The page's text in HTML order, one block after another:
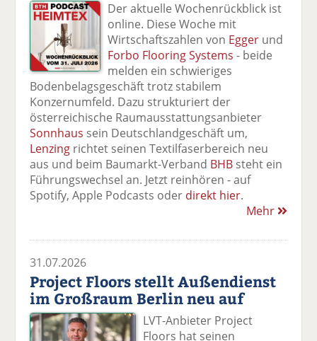
Der aktuelle Wochenrückblick ist
online. Diese Woche mit
Wirtschaftszahlen von Egger und
Forbo Flooring Systems - beide
melden ein schwieriges
Bodenbelagsgeschäft trotz stabilem
Konzernumfeld. Dazu strukturiert der
österreichische Raumausstattungsanbieter
Sonnhaus sein Deutschlandgeschäft um,
Lenzing richtet seinen Textilfaserbereich neu
aus und beim Baumarkt-Verband BHB steht ein
Führungswechsel an. Jetzt reinhören - auf
Spotify, Apple Podcasts oder direkt hier.
Mehr
31.07.2026
Project Floors stellt Außendienst
im Großraum Berlin neu auf
LVT-Anbieter Project
Floors hat seinen